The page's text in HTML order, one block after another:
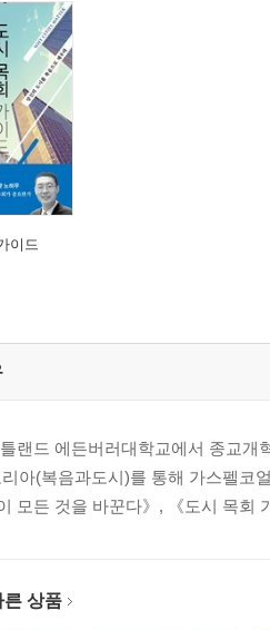
이드
랜드 에든버러대학교에서 종교
아(복음과도시)를 통해 가스펠코
모든 것을 바꾼다》, 《도시 목
른 상품